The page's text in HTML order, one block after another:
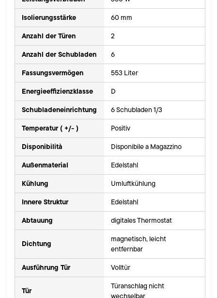
Isolierungsstärke 60 mm
Anzahl der Türen 2
Anzahl der Schubladen 6
Fassungsvermögen 553 Liter
Energieeffizienzklasse D
Schubladeneinrichtung 6 Schubladen 1/3
Temperatur ( +/- ) Positiv
Disponibilità Disponibile a Magazzino
Außenmaterial Edelstahl
Kühlung Umluftkühlung
Innere Struktur Edelstahl
Abtauung digitales Thermostat
Dichtung
magnetisch, leicht
entfernbar
Ausführung Tür Volltür
Tür
Türanschlag nicht
wechselbar